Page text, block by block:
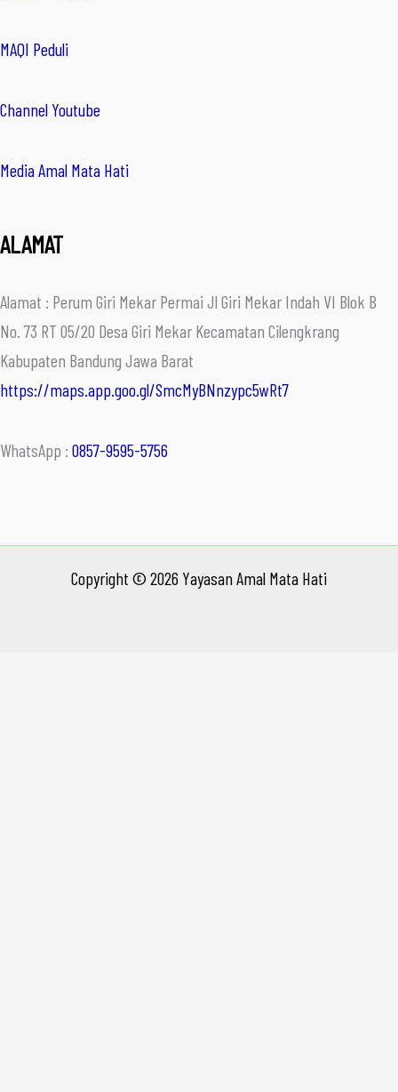
MAQI Peduli
Channel Youtube
Media Amal Mata Hati
ALAMAT
Alamat : Perum Giri Mekar Permai Jl Giri Mekar Indah VI Blok B
No. 73 RT 05/20 Desa Giri Mekar Kecamatan Cilengkrang
Kabupaten Bandung Jawa Barat
https://maps.app.goo.gl/SmcMyBNnzypc5wRt7
WhatsApp : 0857-9595-5756
Copyright © 2026 Yayasan Amal Mata Hati